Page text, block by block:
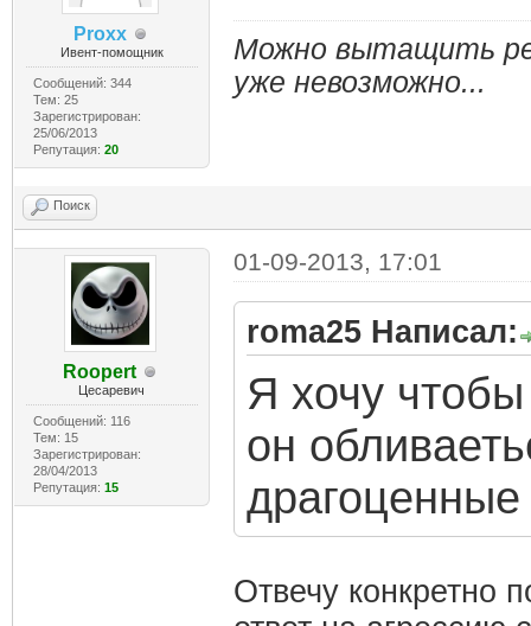
Proxx
Ивент-помощник
Сообщений: 344
Тем: 25
Зарегистрирован:
25/06/2013
Репутация: 20
Можно вытащить
уже невозможно...
Поиск
Roopert
Цесаревич
Сообщений: 116
Тем: 15
Зарегистрирован:
28/04/2013
Репутация: 15
01-09-2013, 17:01
roma25 Написал:
Я хочу
он
Отвечу конкретно